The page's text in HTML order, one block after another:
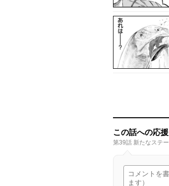
この話への応
第39話 新たなステ